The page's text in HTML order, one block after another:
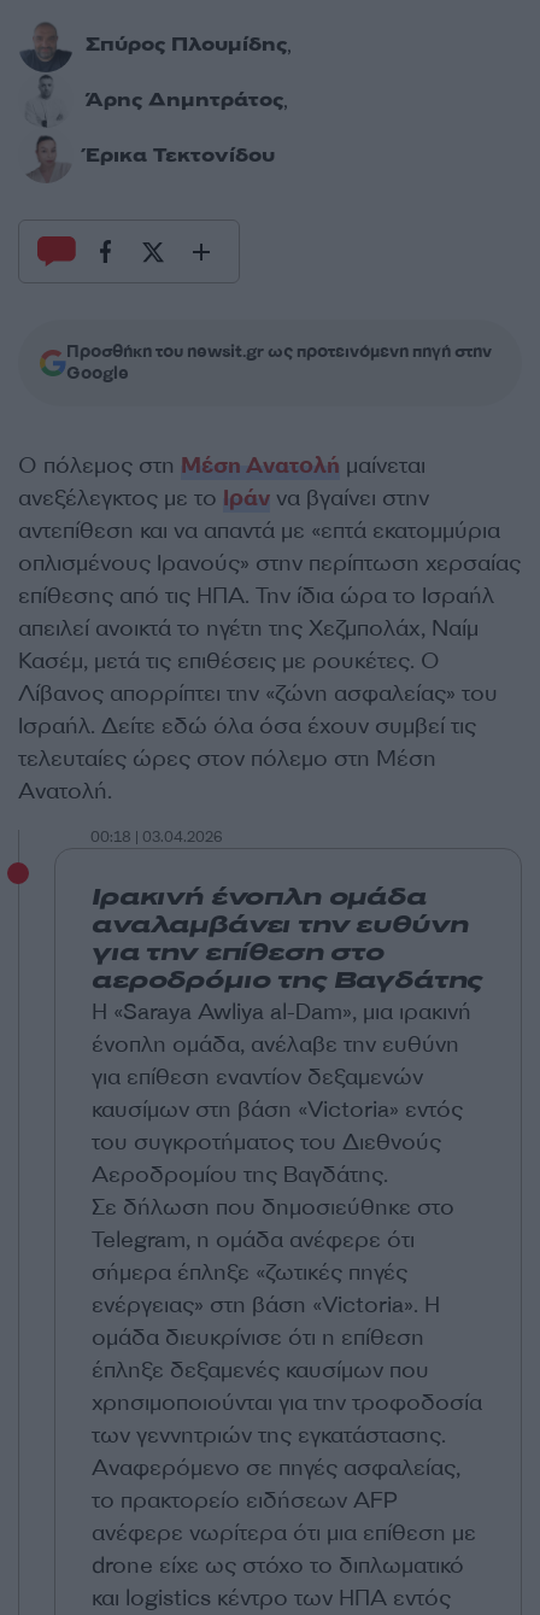
Σπύρος Πλουμίδης,
Άρης Δημητράτος,
Έρικα Τεκτονίδου
Προσθήκη του newsit.gr ως προτεινόμενη πηγή στην
Google
Ο πόλεμος στη Μέση Ανατολή μαίνεται
ανεξέλεγκτος με το Ιράν να βγαίνει στην
αντεπίθεση και να απαντά με «επτά εκατομμύρια
οπλισμένους Ιρανούς» στην περίπτωση χερσαίας
επίθεσης από τις ΗΠΑ. Την ίδια ώρα το Ισραήλ
απειλεί ανοικτά το ηγέτη της Χεζμπολάχ, Ναίμ
Κασέμ, μετά τις επιθέσεις με ρουκέτες. Ο
Λίβανος απορρίπτει την «ζώνη ασφαλείας» του
Ισραήλ. Δείτε εδώ όλα όσα έχουν συμβεί τις
τελευταίες ώρες στον πόλεμο στη Μέση
Ανατολή.
00:18 | 03.04.2026
Ιρακινή ένοπλη ομάδα
αναλαμβάνει την ευθύνη
για την επίθεση στο
αεροδρόμιο της Βαγδάτης
Η «Saraya Awliya al-Dam», μια ιρακινή
ένοπλη ομάδα, ανέλαβε την ευθύνη
για επίθεση εναντίον δεξαμενών
καυσίμων στη βάση «Victoria» εντός
του συγκροτήματος του Διεθνούς
Αεροδρομίου της Βαγδάτης.
Σε δήλωση που δημοσιεύθηκε στο
Telegram, η ομάδα ανέφερε ότι
σήμερα έπληξε «ζωτικές πηγές
ενέργειας» στη βάση «Victoria». Η
ομάδα διευκρίνισε ότι η επίθεση
έπληξε δεξαμενές καυσίμων που
χρησιμοποιούνται για την τροφοδοσία
των γεννητριών της εγκατάστασης.
Αναφερόμενο σε πηγές ασφαλείας,
το πρακτορείο ειδήσεων AFP
ανέφερε νωρίτερα ότι μια επίθεση με
drone είχε ως στόχο το διπλωματικό
και logistics κέντρο των ΗΠΑ εντός